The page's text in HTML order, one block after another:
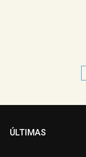
ÚLTIMAS